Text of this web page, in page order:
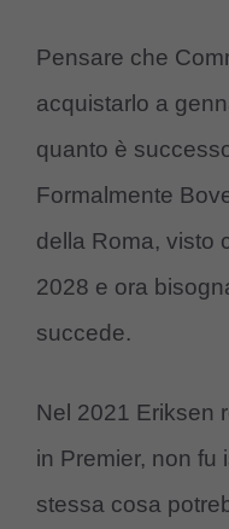
Pensare che
acquistarlo a
quanto è
Formalmente
della Roma, visto
2028 e ora
succede.
Nel 2021 Eriksen
in Premier, non fu
stessa cosa